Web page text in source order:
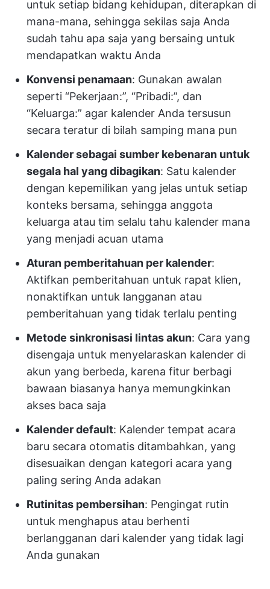
untuk setiap bidang kehidupan, diterapkan di
mana-mana, sehingga sekilas saja Anda
sudah tahu apa saja yang bersaing untuk
mendapatkan waktu Anda
Konvensi penamaan: Gunakan awalan
seperti “Pekerjaan:”, “Pribadi:”, dan
“Keluarga:” agar kalender Anda tersusun
secara teratur di bilah samping mana pun
Kalender sebagai sumber kebenaran untuk
segala hal yang dibagikan: Satu kalender
dengan kepemilikan yang jelas untuk setiap
konteks bersama, sehingga anggota
keluarga atau tim selalu tahu kalender mana
yang menjadi acuan utama
Aturan pemberitahuan per kalender:
Aktifkan pemberitahuan untuk rapat klien,
nonaktifkan untuk langganan atau
pemberitahuan yang tidak terlalu penting
Metode sinkronisasi lintas akun: Cara yang
disengaja untuk menyelaraskan kalender di
akun yang berbeda, karena fitur berbagi
bawaan biasanya hanya memungkinkan
akses baca saja
Kalender default: Kalender tempat acara
baru secara otomatis ditambahkan, yang
disesuaikan dengan kategori acara yang
paling sering Anda adakan
Rutinitas pembersihan: Pengingat rutin
untuk menghapus atau berhenti
berlangganan dari kalender yang tidak lagi
Anda gunakan